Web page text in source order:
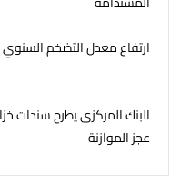
ارتفاع معدل التضخم السنوي
عجز الموازنة